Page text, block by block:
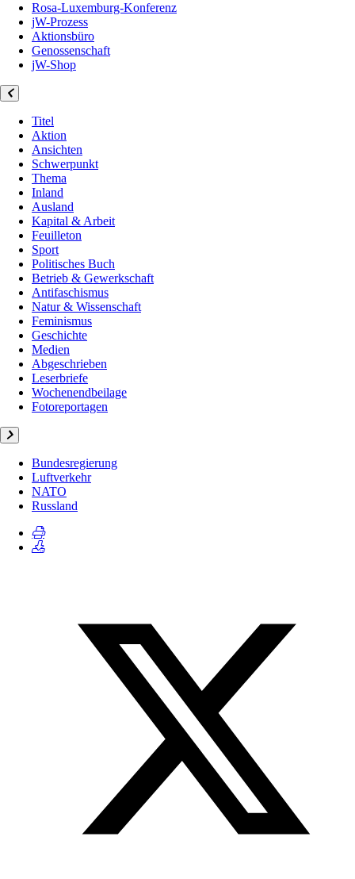
Rosa-Luxemburg-Konferenz
jW-Prozess
Aktionsbüro
Genossenschaft
jW-Shop
Titel
Aktion
Ansichten
Schwerpunkt
Thema
Inland
Ausland
Kapital & Arbeit
Feuilleton
Sport
Politisches Buch
Betrieb & Gewerkschaft
Antifaschismus
Natur & Wissenschaft
Feminismus
Geschichte
Medien
Abgeschrieben
Leserbriefe
Wochenendbeilage
Fotoreportagen
Bundesregierung
Luftverkehr
NATO
Russland